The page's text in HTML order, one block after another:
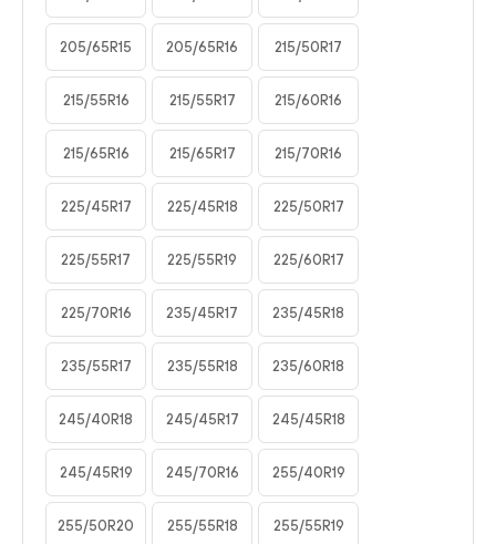
205/65R15 205/65R16 215/50R17
215/55R16 215/55R17 215/60R16
215/65R16 215/65R17 215/70R16
225/45R17 225/45R18 225/50R17
225/55R17 225/55R19 225/60R17
225/70R16 235/45R17 235/45R18
235/55R17 235/55R18 235/60R18
245/40R18 245/45R17 245/45R18
245/45R19 245/70R16 255/40R19
255/50R20 255/55R18 255/55R19